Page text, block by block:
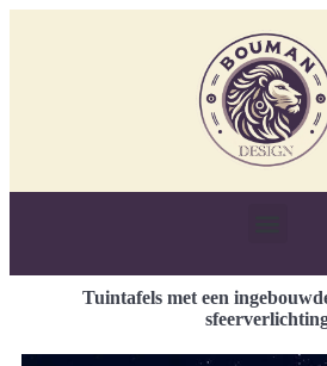
Tuintafels met een